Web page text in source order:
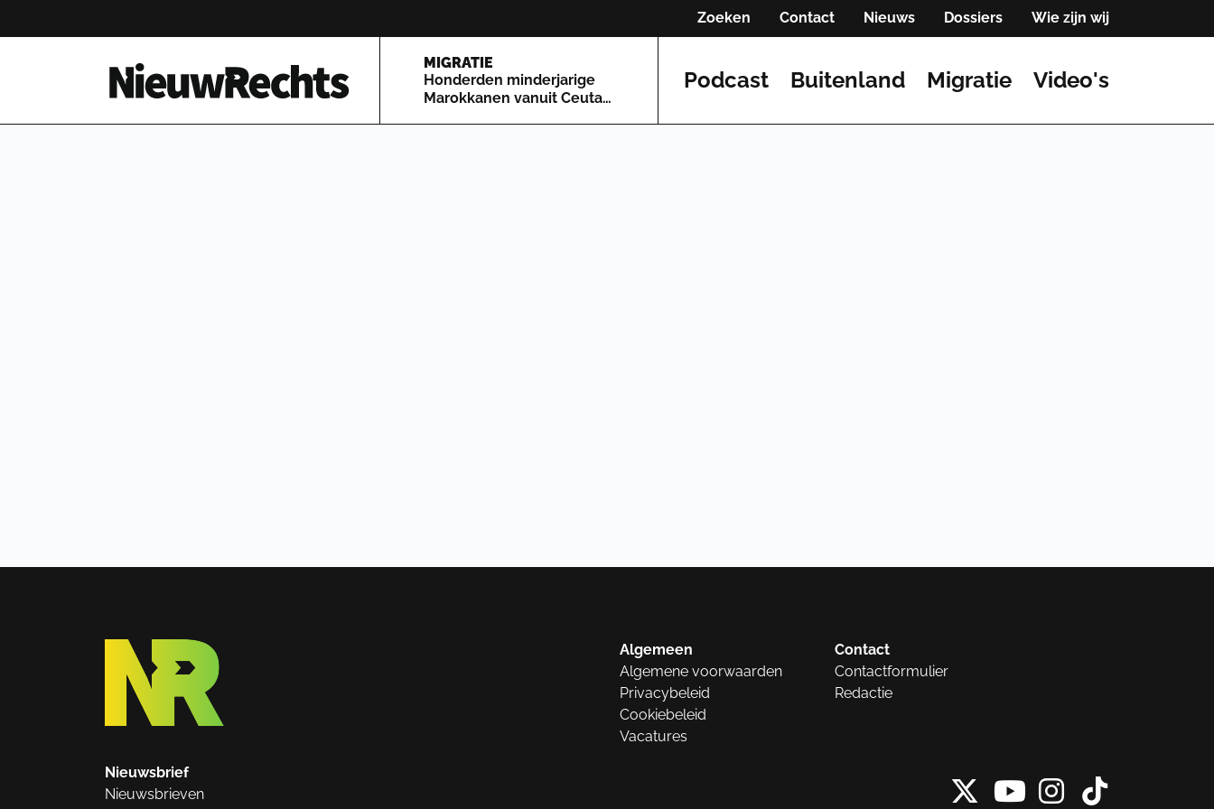
Zoeken Contact Nieuws Dossiers Wie zijn wij
Homepage van NieuwRechts
MIGRATIE
Honderden minderjarige
Marokkanen vanuit Ceuta
Podcast Buitenland Migratie Video's
Algemeen
Algemene voorwaarden
Privacybeleid
Cookiebeleid
Vacatures
Contact
Contactformulier
Redactie
Nieuwsbrief
Nieuwsbrieven
X vanInstagram
Tiktok